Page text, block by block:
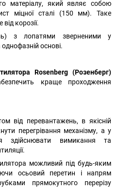
матеріалу, який являє собою
міцної сталі (150 мм). Таке
корозії.
з лопатями зверненими у
основі.
Rosenberg (Розенберг)
краще проходження
від перевантажень, в якісній
перегрівання механізму, а у
здійснювати вимикання та
можливий під будь-яким
осьовий перетин і напрям
прямокутного перерізу